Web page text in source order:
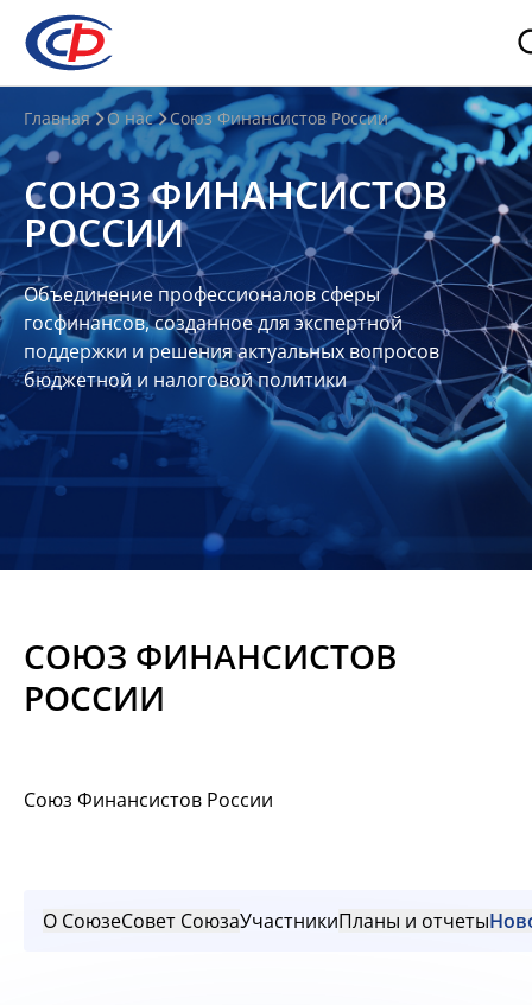
О
нас
О
СФР
Совет
Союза
Участники
Планы
отчеты
Контакты
Материалы
Главная О нас Союз Финансистов России
СОЮЗ ФИНАНСИСТОВ
РОССИИ
Объединение профессионалов сферы
госфинансов, созданное для экспертной
поддержки и решения актуальных вопросов
бюджетной и налоговой политики
СОЮЗ ФИНАНСИСТОВ
РОССИИ
Союз Финансистов России
О СоюзеСовет СоюзаУчастникиПланы и отчеты